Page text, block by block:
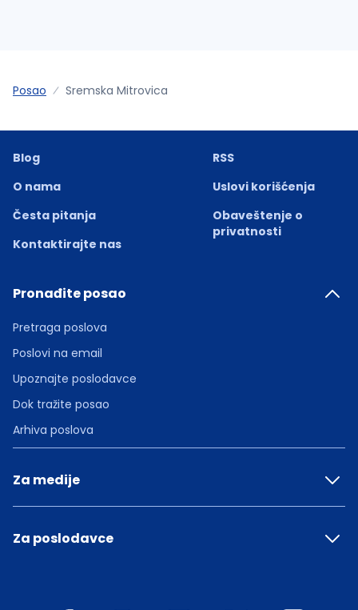
Posao Sremska Mitrovica
Blog
O nama
Česta pitanja
Kontaktirajte nas
RSS
Uslovi korišćenja
Obaveštenje o
privatnosti
Pronađite posao
Pretraga poslova
Poslovi na email
Upoznajte poslodavce
Dok tražite posao
Arhiva poslova
Za medije
Za poslodavce